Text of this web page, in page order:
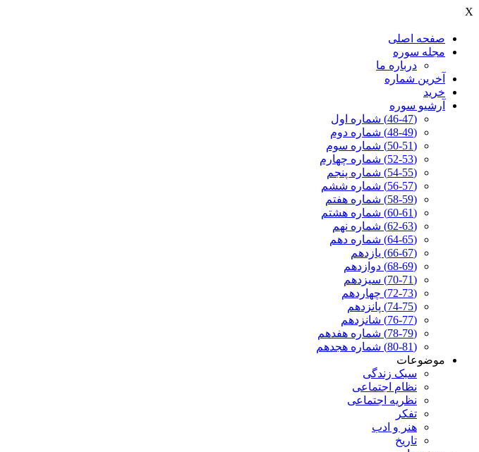
X
صفحه اصلی
مجله سوره
درباره ما
آخرين شماره
خرید
آرشیو سوره
(46-47) شماره اول
(48-49) شماره دوم
(50-51) شماره سوم
(52-53) شماره چهارم
(54-55) شماره پنجم
(56-57) شماره ششم
(58-59) شماره هفتم
(60-61) شماره هشتم
(62-63) شماره نهم
(64-65) شماره دهم
(66-67) یازدهم
(68-69) دوازدهم
(70-71) سیزدهم
(72-73) چهاردهم
(74-75) پانزدهم
(76-77) شانزدهم
(78-79) شماره هفدهم
(80-81) شماره هجدهم
موضوعات
سبک زندگی
نظام اجتماعی
نظریه اجتماعی
تفکر
هنر و ادب
تاریخ